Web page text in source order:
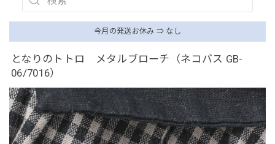
今月の発送お休み ⇒ なし
となりのトトロ メタルブローチ（ネコバス GB-
06/7016）